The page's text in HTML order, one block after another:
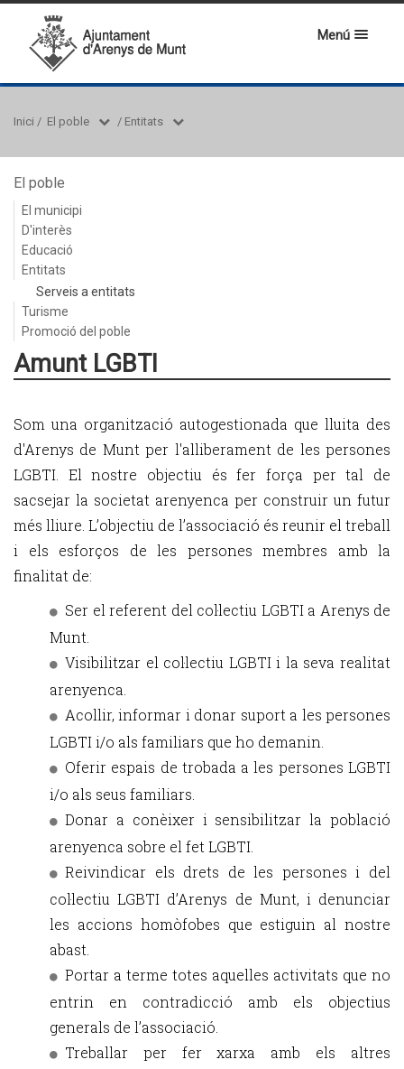
Menú
Inici / El poble / Entitats
El poble
El municipi
D'interès
Educació
Entitats
Serveis a entitats
Turisme
Promoció del poble
Amunt LGBTI
Som una organització autogestionada que lluita des
d'Arenys de Munt per l'alliberament de les persones
LGBTI. El nostre objectiu és fer força per tal de
sacsejar la societat arenyenca per construir un futur
més lliure. L’objectiu de l’associació és reunir el treball
i els esforços de les persones membres amb la
finalitat de:
Ser el referent del col·lectiu LGBTI a Arenys de
Munt.
Visibilitzar el col·lectiu LGBTI i la seva realitat
arenyenca.
Acollir, informar i donar suport a les persones
LGBTI i/o als familiars que ho demanin.
Oferir espais de trobada a les persones LGBTI
i/o als seus familiars.
Donar a conèixer i sensibilitzar la població
arenyenca sobre el fet LGBTI.
Reivindicar els drets de les persones i del
col·lectiu LGBTI d’Arenys de Munt, i denunciar
les accions homòfobes que estiguin al nostre
abast.
Portar a terme totes aquelles activitats que no
entrin en contradicció amb els objectius
generals de l’associació.
Treballar per fer xarxa amb els altres